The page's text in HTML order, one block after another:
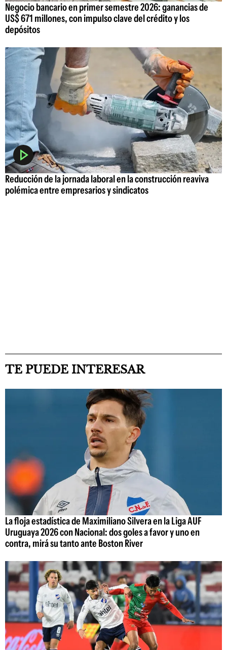
Negocio bancario en primer semestre 2026: ganancias de
US$ 671 millones, con impulso clave del crédito y los
depósitos
Reducción de la jornada laboral en la construcción reaviva
polémica entre empresarios y sindicatos
TE PUEDE INTERESAR
La floja estadística de Maximiliano Silvera en la Liga AUF
Uruguaya 2026 con Nacional: dos goles a favor y uno en
contra, mirá su tanto ante Boston River